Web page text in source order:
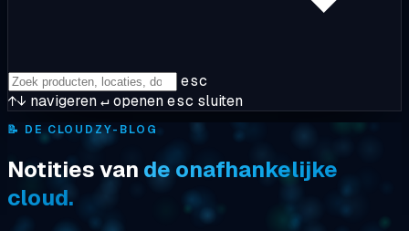
esc
↑↓ navigeren↵openenesc sluiten
📝 DE CLOUDZY-BLOG
Notities van de onafhankelijke
cloud.